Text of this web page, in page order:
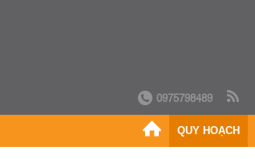
0975798489
QUY HOẠCH